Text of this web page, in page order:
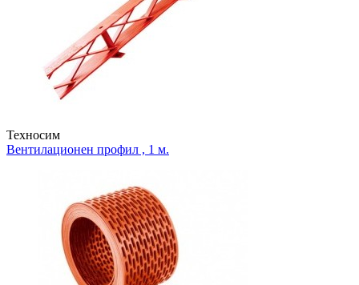
Техносим
Вентилационен профил , 1 м.